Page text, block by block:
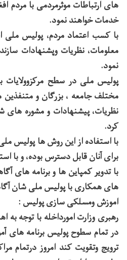
های ارتباطات موثرمردمی با مردم
خدمات خواهند نمود.
با کسب اعتماد مردم، پولیس ملی
معلومات، نظریات وپشنهادات
نمود.
پولیس ملی در سطح مرکزوولایات
مختلف جامعه ، بزرگان و متنفذین
نظریات، پیشنهادات و مشوره
کرد.
با استفاده از این روش ها
برای آنان قابل دسترس بوده، و با
با تدویر کمپاین ها و برنامه های
های همکاری با پولیس ملی شان
اموزش ومسلکی سازی پولیس :
رهبری وزارت امورداخله با توجه
در تمام سطوح پولیس برنامه های
ترویج وتقویت کند امروز درتمام